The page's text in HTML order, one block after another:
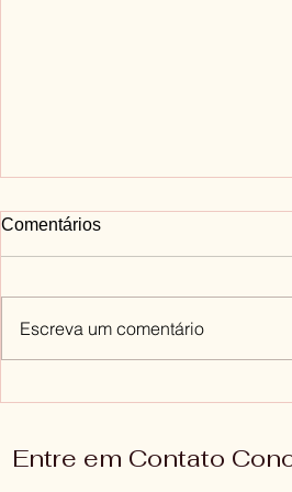
Comentários
Escreva um comentário
Entre em Contato